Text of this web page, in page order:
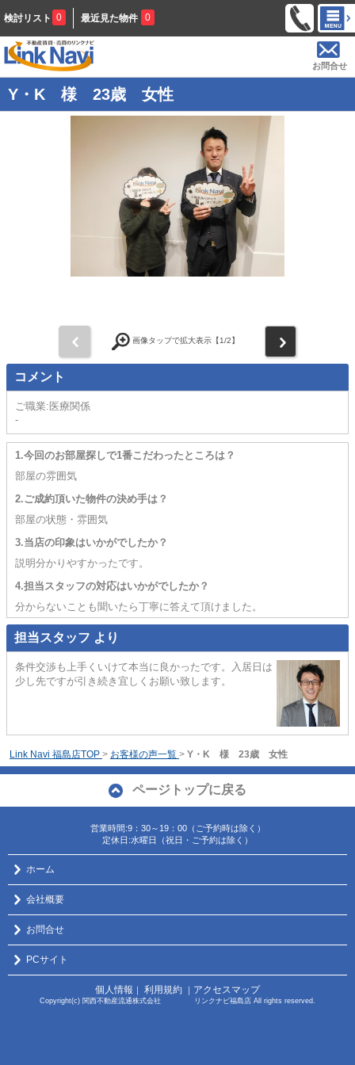
検討リスト 0 最近見た物件 0
お問合せ
Y・K 様 23歳 女性
画像タップで拡大表示【1/2】
コメント
ご職業:医療関係
-
1.今回のお部屋探しで1番こだわったところは？
部屋の雰囲気
2.ご成約頂いた物件の決め手は？
部屋の状態・雰囲気
3.当店の印象はいかがでしたか？
説明分かりやすかったです。
4.担当スタッフの対応はいかがでしたか？
分からないことも聞いたら丁寧に答えて頂けました。
担当スタッフ より
条件交渉も上手くいけて本当に良かったです。入居日は
少し先ですが引き続き宜しくお願い致します。
Link Navi 福島店TOP > お客様の声一覧 > Y・K 様 23歳 女性
ページトップに戻る
営業時間:9：30～19：00（ご予約時は除く）
定休日:水曜日（祝日・ご予約は除く）
ホーム
会社概要
お問合せ
PCサイト
個人情報 ｜ 利用規約 ｜ アクセスマップ
Copyright(c) 関西不動産流通株式会社 リンクナビ福島店 All rights reserved.